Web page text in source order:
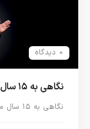
0 دیدگاه
نگاهی به ۱۵ سال مدیریت تیم کوک در اپل
نگاهی به ۱۵ سال مدیریت تیم کوک در اپل؛ درآمد، ارزش بازار…